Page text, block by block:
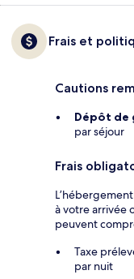
Frais et
Cautions
Dépôt de
par séjour
Frais
à votre arrivée
peuvent
Taxe
par nuit